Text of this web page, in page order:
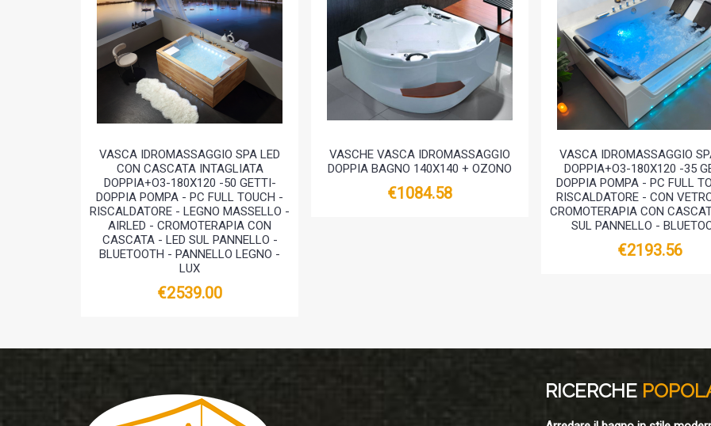
VASCA IDROMASSAGGIO SPA LED
CON CASCATA INTAGLIATA
DOPPIA+O3-180X120 -50 GETTI-
DOPPIA POMPA - PC FULL TOUCH -
RISCALDATORE - LEGNO MASSELLO -
AIRLED - CROMOTERAPIA CON
CASCATA - LED SUL PANNELLO -
BLUETOOTH - PANNELLO LEGNO -
LUX
€2539.00
VASCHE VASCA IDROMASSAGGIO
DOPPIA BAGNO 140X140 + OZONO
€1084.58
VASCA IDROMASSAGGIO
DOPPIA+O3-180X120 -35
DOPPIA POMPA - PC FULL
RISCALDATORE - CON
CROMOTERAPIA CON
SUL PANNELLO -
€2193.56
RICERCHE